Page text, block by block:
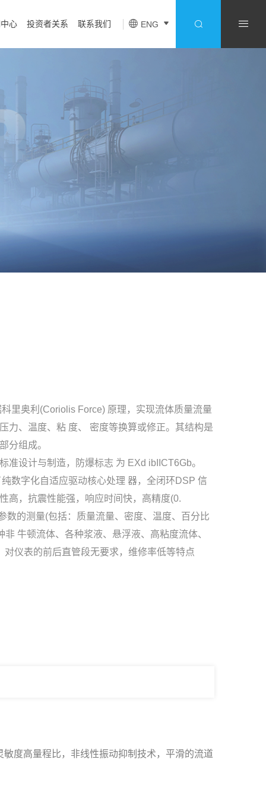
心 投资者关系 联系我们 ENG
里奥利(Coriolis Force) 原理，实现流体质量流量
力、温度、粘 度、 密度等换算或修正。其结构是
分组成。
准设计与制造，防爆标志 为 EXd ibIICT6Gb。
数字化自适应驱动核心处理 器，全闭环DSP 信
高，抗震性能强，响应时间快，高精度(0.
数的测量(包括：质量流量、密度、温度、百分比
牛顿流体、各种浆液、悬浮液、高粘度流体、
对仪表的前后直管段无要求，维修率低等特点
度高量程比，非线性振动抑制技术，平滑的流道